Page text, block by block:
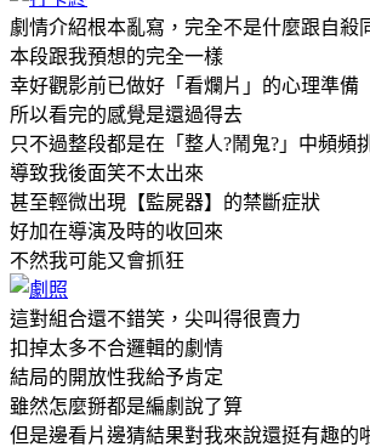
劇情介紹根本亂寫，完全不是什麼跟自殺
本段跟我預想的完全一樣
幸好觀影前已做好「看爛片」的心理準備
所以看完的感覺是還過得去
只不過整段都是在「整人?鬧鬼?」中頻頻
導致我後面笑不太出來
甚至輕微出現【監屍器】的禁斷症狀
好加在導演及時的收回來
不然我可能又會抓狂
這對組合還不錯笑，尖叫得很賣力
扣掉太多不合邏輯的劇情
結局的開放性我給予肯定
雖然怎麼掰都是編劇說了算
但是邊看片邊猜結果對我來說還挺有趣的